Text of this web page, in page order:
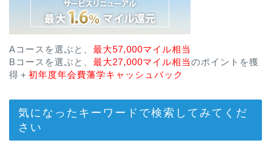
Aコースを選ぶと、 最大57,000マイル相当
Bコースを選ぶと、 最大27,000マイル相当のポイントを獲
得＋ 初年度年会費藩学キャッシュバック
気になったキーワードで検索してみてくだ
さい